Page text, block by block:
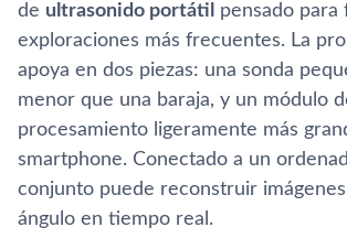
de ultrasonido portátil
pensado para
exploraciones más frecuentes. La
apoya en dos piezas: una sonda
menor que una baraja, y un módulo
procesamiento ligeramente más
smartphone. Conectado a un
conjunto puede reconstruir imágenes
ángulo en tiempo real.